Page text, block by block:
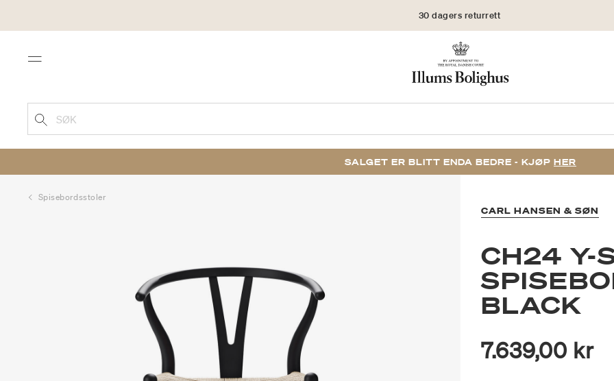
30 dagers returrett
Menu
SØK
SALGET ER BLITT ENDA BEDRE - KJØP HER
Spisebordsstoler
CARL HANSEN & SØN
CH24 Y-
BLACK
7.639,00 kr